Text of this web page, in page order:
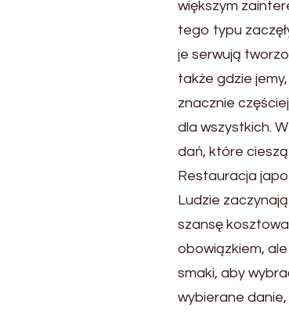
większym
tego typu
je serwują
także gdzie
znacznie
dla wszystkich.
dań, które
Restauracja
Ludzie
szansę
obowiązkiem,
smaki, aby
wybierane